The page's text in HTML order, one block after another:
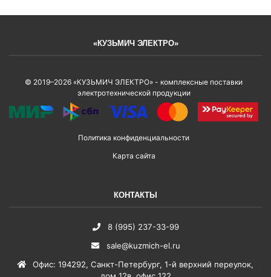
«КУЗЬМИЧ ЭЛЕКТРО»
© 2019–2026 «КУЗЬМИЧ ЭЛЕКТРО» - комплексные поставки
электротехнической продукции
Политика конфиденциальности
Карта сайта
КОНТАКТЫ
8 (995) 237-33-99
sale@kuzmich-el.ru
Офис: 194292, Санкт-Петербург, 1-й верхний переулок,